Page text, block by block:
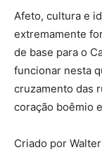
Afeto, cultura e
extremamente
de base para o
funcionar nesta
cruzamento das
coração boêmio
Criado por